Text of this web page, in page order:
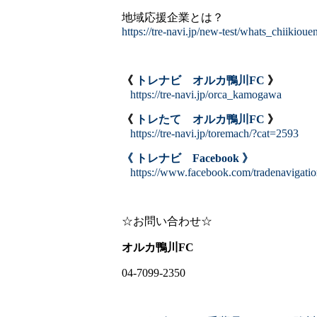
地域応援企業とは？
https://tre-navi.jp/new-test/
《 トレナビ オルカ鴨川FC 》
https://tre-navi.jp/orca_kamogawa
《 トレたて オルカ鴨川FC 》
https://tre-navi.jp/toremach/?cat=2593
《 トレナビ Facebook 》
https://www.facebook.com/
☆お問い合わせ☆
オルカ鴨川FC
04-7099-2350